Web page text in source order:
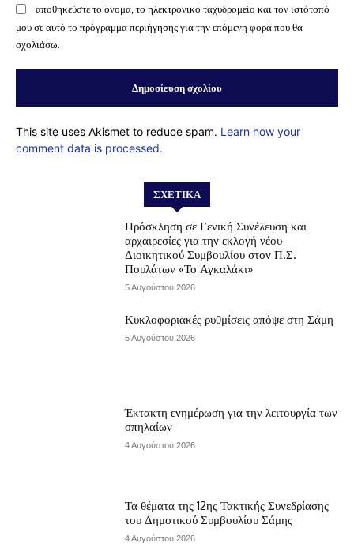
αποθηκεύστε το όνομα, το ηλεκτρονικό ταχυδρομείο και τον ιστότοπό
μου σε αυτό το πρόγραμμα περιήγησης για την επόμενη φορά που θα
σχολιάσω.
This site uses Akismet to reduce spam. Learn how your
comment data is processed.
ΣΧΕΤΙΚΆ
Πρόσκληση σε Γενική Συνέλευση και
αρχαιρεσίες για την εκλογή νέου
Διοικητικού Συμβουλίου στον Π.Σ.
Πουλάτων «Το Αγκαλάκι»
5 Αυγούστου 2026
Κυκλοφοριακές ρυθμίσεις απόψε στη Σάμη
5 Αυγούστου 2026
Έκτακτη ενημέρωση για την λειτουργία των
σπηλαίων
4 Αυγούστου 2026
Τα θέματα της 12ης Τακτικής Συνεδρίασης
του Δημοτικού Συμβουλίου Σάμης
4 Αυγούστου 2026